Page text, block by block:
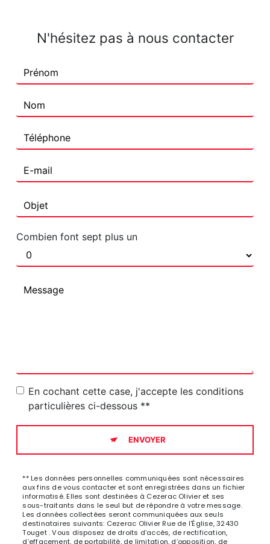
N'hésitez pas à nous contacter
Combien font sept plus un
En cochant cette case, j'accepte les conditions
particulières ci-dessous **
ENVOYER
** Les données personnelles communiquées sont nécessaires
aux fins de vous contacter et sont enregistrées dans un fichier
informatisé. Elles sont destinées à Cezerac Olivier et ses
sous-traitants dans le seul but de répondre à votre message.
Les données collectées seront communiquées aux seuls
destinataires suivants: Cezerac Olivier Rue de l'Église, 32430
Touget . Vous disposez de droits d’accès, de rectification,
d’effacement, de portabilité, de limitation, d’opposition, de